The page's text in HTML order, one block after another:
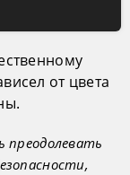
от цвета
преодолевать